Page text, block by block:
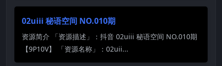
02uiii 秘语空间 NO.010期
资源简介 「资源描述」：抖音 02uiii 秘语空间 NO.010期
【9P10V】 「资源名称」：02uii...